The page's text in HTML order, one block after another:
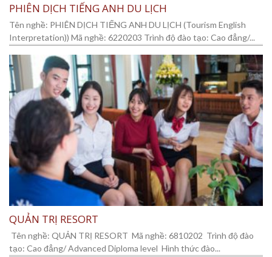
PHIÊN DỊCH TIẾNG ANH DU LỊCH
Tên nghề: PHIÊN DỊCH TIẾNG ANH DU LỊCH (Tourism English
Interpretation)) Mã nghề: 6220203 Trình độ đào tạo: Cao đẳng/...
QUẢN TRỊ RESORT
Tên nghề: QUẢN TRỊ RESORT Mã nghề: 6810202 Trình độ đào
tạo: Cao đẳng/ Advanced Diploma level Hình thức đào...